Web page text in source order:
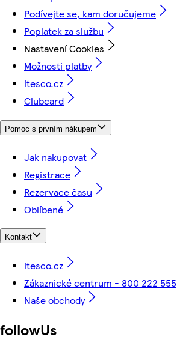
Podívejte se, kam doručujeme
Poplatek za službu
Nastavení Cookies
Možnosti platby
itesco.cz
Clubcard
Pomoc s prvním nákupem
Jak nakupovat
Registrace
Rezervace času
Oblíbené
Kontakt
itesco.cz
Zákaznické centrum - 800 222 555
Naše obchody
followUs